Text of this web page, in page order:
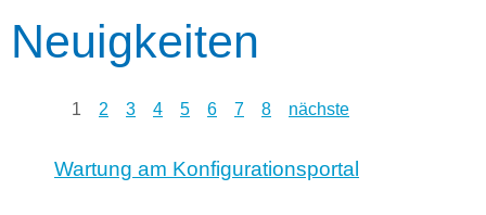
Neuigkeiten
1 2 3 4 5 6 7 8 nächste
Wartung am Konfigurationsportal